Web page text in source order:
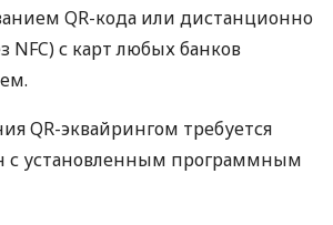
QR-кода или дистанционно
NFC) с карт любых банков
QR-эквайрингом требуется
с установленным программным